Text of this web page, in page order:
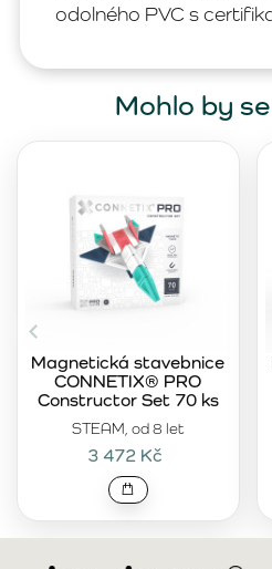
odolného PVC s
Mohlo by
STEAM, od 8 let
Magnetická stavebnice
CONNETIX® PRO
Constructor Set 70 ks
3 472 Kč